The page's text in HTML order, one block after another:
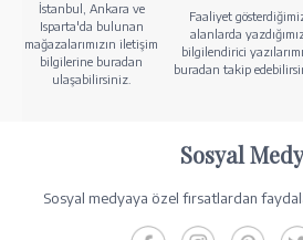
İstanbul, Ankara ve
Isparta'da bulunan
mağazalarımızın iletişim
bilgilerine buradan
ulaşabilirsiniz.
Faaliyet
alanlarda
bilgilendirici
buradan takip
Sosyal
Sosyal medyaya özel fırsatlardan